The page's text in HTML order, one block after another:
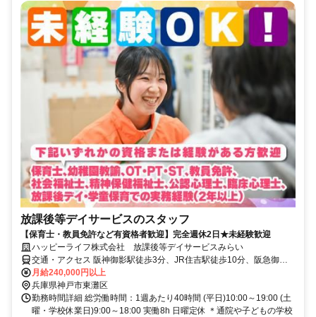
放課後等デイサービスのスタッフ
【保育士・教員免許など有資格者歓迎】完全週休2日★未経験歓迎
ハッピーライフ株式会社 放課後等デイサービスみらい
交通・アクセス 阪神御影駅徒歩3分、JR住吉駅徒歩10分、阪急御影
駅徒歩15分
月給240,000円以上
兵庫県神戸市東灘区
勤務時間詳細 総労働時間：1週あたり40時間 (平日)10:00～19:00 (土
曜・学校休業日)9:00～18:00 実働8h 日曜定休 ＊通院や子どもの学校